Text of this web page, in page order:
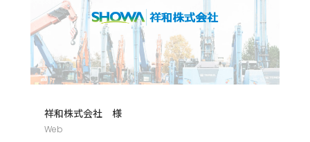
祥和株式会社 様
Web